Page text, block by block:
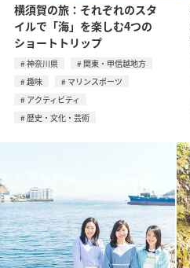
横須賀の旅：それぞれのスタ
イルで「海」を楽しむ4つの
ショートトリップ
神奈川県
関東・甲信越地方
趣味
マリンスポーツ
アクティビティ
歴史・文化・芸術